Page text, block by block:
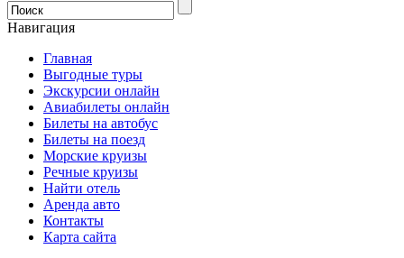
Навигация
Главная
Выгодные туры
Экскурсии онлайн
Авиабилеты онлайн
Билеты на автобус
Билеты на поезд
Морские круизы
Речные круизы
Найти отель
Аренда авто
Контакты
Карта сайта